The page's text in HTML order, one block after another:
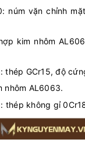
núm vặn chỉnh
kim nhôm
thép GCr15, độ
nhôm AL6063.
thép không gỉ